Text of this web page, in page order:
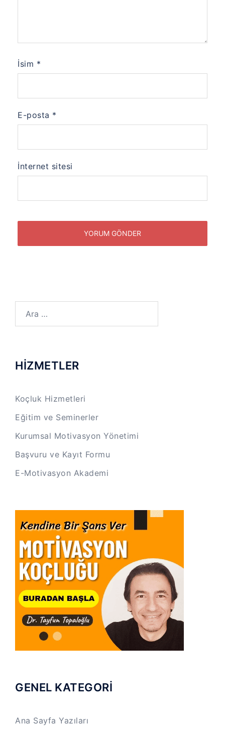
İsim *
E-posta *
İnternet sitesi
HİZMETLER
Koçluk Hizmetleri
Eğitim ve Seminerler
Kurumsal Motivasyon Yönetimi
Başvuru ve Kayıt Formu
E-Motivasyon Akademi
GENEL KATEGORİ
Ana Sayfa Yazıları